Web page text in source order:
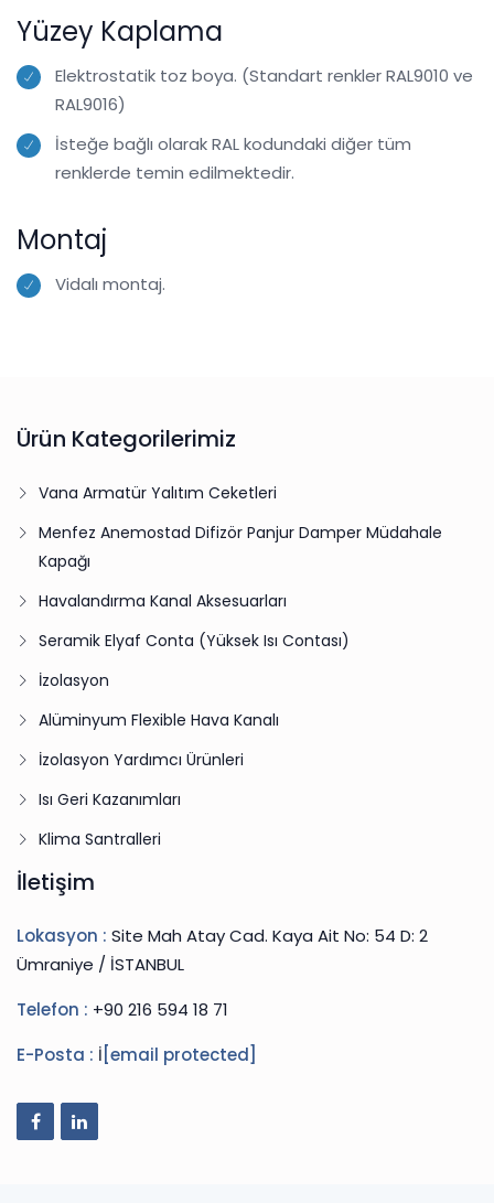
Yüzey Kaplama
Elektrostatik toz boya. (Standart renkler RAL9010 ve
RAL9016)
İsteğe bağlı olarak RAL kodundaki diğer tüm
renklerde temin edilmektedir.
Montaj
Vidalı montaj.
Ürün Kategorilerimiz
Vana Armatür Yalıtım Ceketleri
Menfez Anemostad Difizör Panjur Damper Müdahale
Kapağı
Havalandırma Kanal Aksesuarları
Seramik Elyaf Conta (Yüksek Isı Contası)
İzolasyon
Alüminyum Flexible Hava Kanalı
İzolasyon Yardımcı Ürünleri
Isı Geri Kazanımları
Klima Santralleri
İletişim
Lokasyon : Site Mah Atay Cad. Kaya Ait No: 54 D: 2
Ümraniye / İSTANBUL
Telefon : +90 216 594 18 71
E-Posta : İ[email protected]